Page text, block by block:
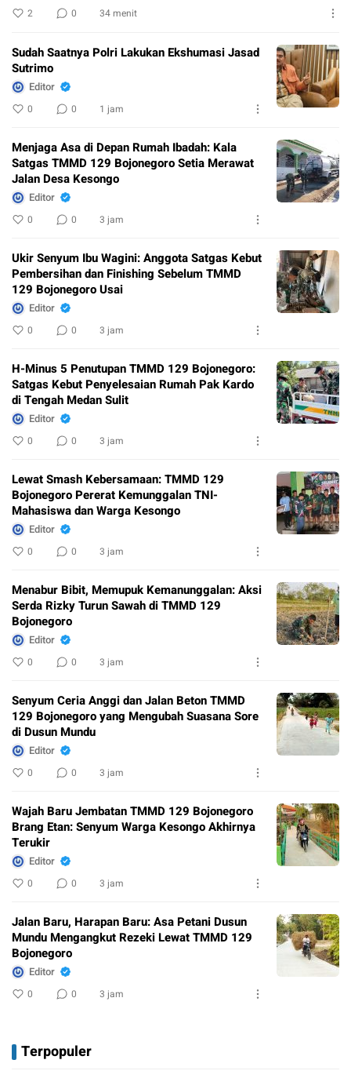
2 0 34 menit
Sudah Saatnya Polri Lakukan Ekshumasi Jasad
Sutrimo
Editor
0 0 1 jam
Menjaga Asa di Depan Rumah Ibadah: Kala
Satgas TMMD 129 Bojonegoro Setia Merawat
Jalan Desa Kesongo
Editor
0 0 3 jam
Ukir Senyum Ibu Wagini: Anggota Satgas Kebut
Pembersihan dan Finishing Sebelum TMMD
129 Bojonegoro Usai
Editor
0 0 3 jam
H-Minus 5 Penutupan TMMD 129 Bojonegoro:
Satgas Kebut Penyelesaian Rumah Pak Kardo
di Tengah Medan Sulit
Editor
0 0 3 jam
Lewat Smash Kebersamaan: TMMD 129
Bojonegoro Pererat Kemunggalan TNI-
Mahasiswa dan Warga Kesongo
Editor
0 0 3 jam
Menabur Bibit, Memupuk Kemanunggalan: Aksi
Serda Rizky Turun Sawah di TMMD 129
Bojonegoro
Editor
0 0 3 jam
Senyum Ceria Anggi dan Jalan Beton TMMD
129 Bojonegoro yang Mengubah Suasana Sore
di Dusun Mundu
Editor
0 0 3 jam
Wajah Baru Jembatan TMMD 129 Bojonegoro
Brang Etan: Senyum Warga Kesongo Akhirnya
Terukir
Editor
0 0 3 jam
Jalan Baru, Harapan Baru: Asa Petani Dusun
Mundu Mengangkut Rezeki Lewat TMMD 129
Bojonegoro
Editor
0 0 3 jam
Terpopuler